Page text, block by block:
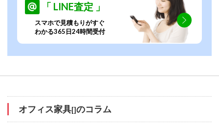
「 LINE査定 」
スマホで見積もりがすぐ
わかる365日24時間受付
オフィス家具[]のコラム